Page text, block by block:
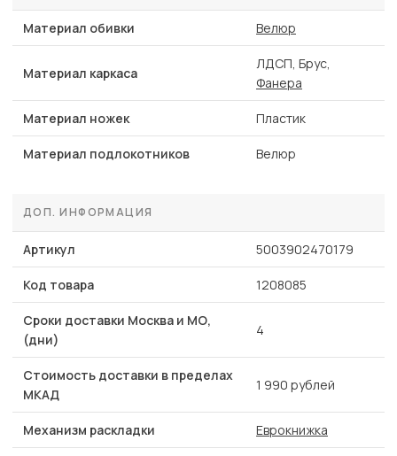
Материал обивки Велюр
Материал каркаса
ЛДСП, Брус,
Фанера
Материал ножек Пластик
Материал подлокотников Велюр
ДОП. ИНФОРМАЦИЯ
Артикул 5003902470179
Код товара 1208085
Сроки доставки Москва и МО,
(дни)
4
Стоимость доставки в пределах
МКАД
1 990 рублей
Механизм раскладки Еврокнижка